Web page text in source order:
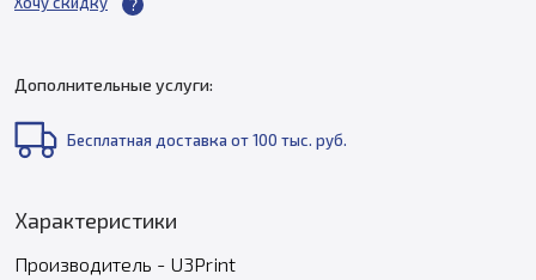
Дополнительные услуги:
Бесплатная доставка от 100 тыс. руб.
Характеристики
Производитель - U3Print